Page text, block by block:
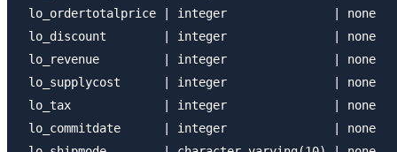
lo_ordertotalprice | integer               | none
lo_discount        | integer               | none
lo_revenue         | integer               | none
lo_supplycost      | integer               | none
lo_tax             | integer               | none
lo_commitdate      | integer               | none